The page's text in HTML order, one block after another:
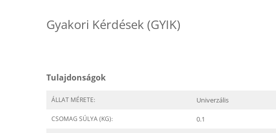
Gyakori Kérdések (GYIK)
Tulajdonságok
ÁLLAT MÉRETE: Univerzális
CSOMAG SÚLYA (KG): 0.1